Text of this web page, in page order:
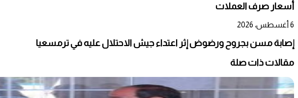
أسعار صرف العملات
6 أغسطس، 2026
إصابة مسن بجروح ورضوض إثر اعتداء جيش الاحتلال عليه في ترمسعيا
مقالات ذات صلة